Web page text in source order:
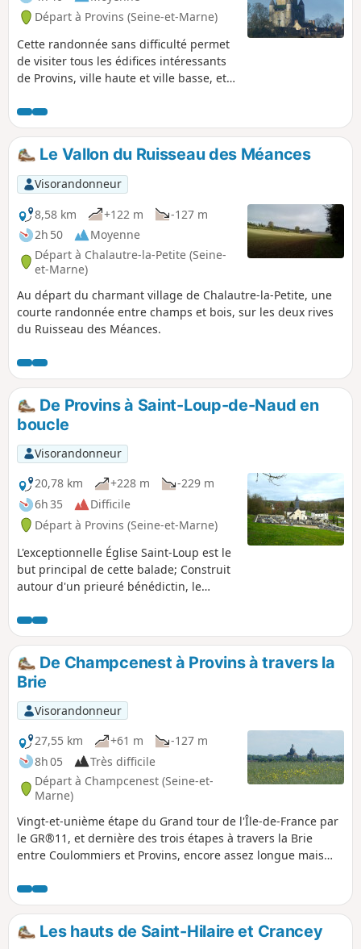
Départ à Provins (Seine-et-Marne)
Cette randonnée sans difficulté permet
de visiter tous les édifices intéressants
de Provins, ville haute et ville basse, et a
comportent les plus belles
concentration de maisons à
colombage. La boucle Nord complète ce
circuit urbain par une escapade
campagnarde visitant quelques points
d'intérêt, et offre aussi des points de
vue sur la ville haute dans son
ensemble.
Le Vallon du Ruisseau des Méances
Visorandonneur
8,58 km
+122 m
-127 m
2h 50
Moyenne
Départ à Chalautre-la-Petite (Seine-
et-Marne)
Au départ du charmant village de Chalautre-la-Petite, une
courte randonnée entre champs et bois, sur les deux rives
du Ruisseau des Méances.
De Provins à Saint-Loup-de-Naud en
boucle
Visorandonneur
20,78 km
+228 m
-229 m
6h 35
Difficile
Départ à Provins (Seine-et-Marne)
L'exceptionnelle Église Saint-Loup est le
but principal de cette balade; Construit
autour d'un prieuré bénédictin, le
XIIe siècles, considérée comme l'un des
plus beaux édifices romans d'Île-de-
France (Wikipédia). Facilement
accessible depuis Paris par les
transports en commun, la balade, sans
aucune difficulté, parcourt les hauts de
la Voulzie et les rives du Ru du Dragon,
pour atteindre le ravissant petit village
de Saint-Loup-de-Naud. Alternance de
forêts et de cultures, petits hameaux
typiques et grandes fermes briardes.
De Champcenest à Provins à travers la
Brie
Visorandonneur
27,55 km
+61 m
-127 m
8h 05
Très difficile
Départ à Champcenest (Seine-et-
Marne)
Vingt-et-unième étape du Grand tour de l'Île-de-France par
le GR®11, et dernière des trois étapes à travers la Brie
entre Coulommiers et Provins, encore assez longue mais
de la Brie en atteignant Provins, dont les monuments
emblématiques (tour César et dôme de la Collégiale Saint-
Quiriace) se voient de loin par beau temps, matérialisant la
destination de l'étape !
Les hauts de Saint-Hilaire et Crancey